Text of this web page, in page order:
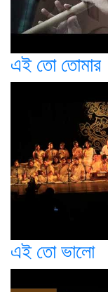
এই তো তোমার
এই তো ভালো